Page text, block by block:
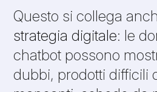
Questo si collega
strategia digitale: le
chatbot possono
dubbi, prodotti difficili